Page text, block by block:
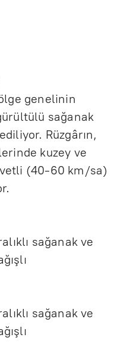
genelinin
sağanak
Rüzgârın,
kuzey ve
(40-60 km/sa)
sağanak ve
sağanak ve